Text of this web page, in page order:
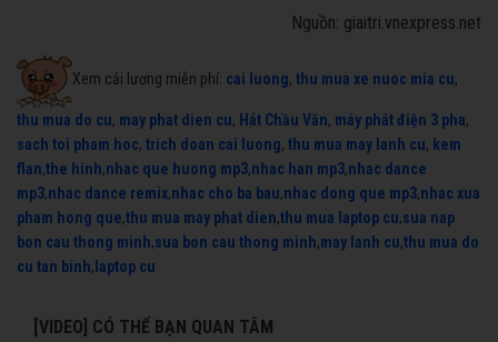
Nguồn: giaitri.vnexpress.net
Xem cải lương miễn phí: cai luong, thu mua xe nuoc mia cu,
thu mua do cu, may phat dien cu, Hát Chầu Văn, máy phát điện 3 pha,
sach toi pham hoc, trich doan cai luong, thu mua may lanh cu, kem
flan,the hinh,nhac que huong mp3,nhac han mp3,nhac dance
mp3,nhac dance remix,nhac cho ba bau,nhac dong que mp3,nhac xua
pham hong que,thu mua may phat dien,thu mua laptop cu,sua nap
bon cau thong minh,sua bon cau thong minh,may lanh cu,thu mua do
cu tan binh, laptop cu
[VIDEO] CÓ THỂ BẠN QUAN TÂM